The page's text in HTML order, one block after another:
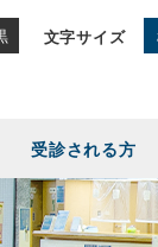
文字サイズ
受診される方